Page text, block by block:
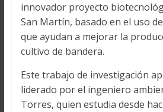
innovador proyecto
San Martín, basado en el uso
que ayudan a mejorar la
cultivo de bandera.
Este trabajo de investigación
liderado por el ingeniero
Torres, quien estudia desde